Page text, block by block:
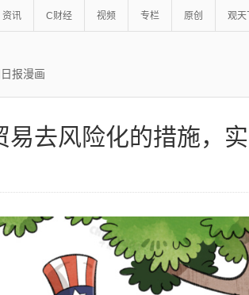
资讯 C财经 视频 专栏 原创 观天
报漫画
易去风险化的措施，